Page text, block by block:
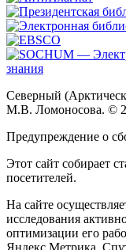
Северный
М.В. Ломоносова. ©
Предупреждение о
Этот сайт собирает
посетителей.
На сайте
исследования
оптимизации его
Яндекс.Метрика,